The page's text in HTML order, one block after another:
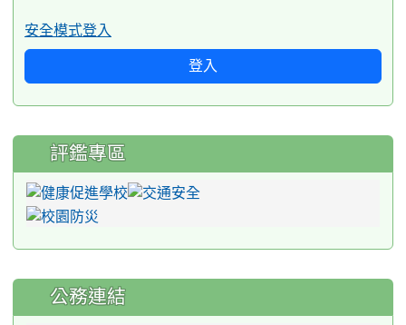
安全模式登入
登入
評鑑專區
公務連結